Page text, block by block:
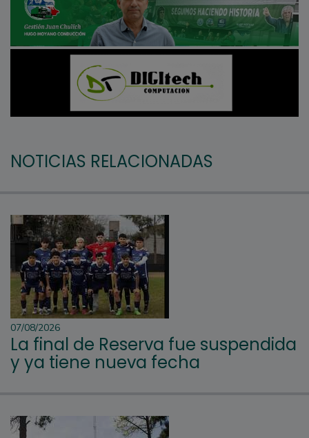
NOTICIAS RELACIONADAS
07/08/2026
La final de Reserva fue suspendida
y ya tiene nueva fecha